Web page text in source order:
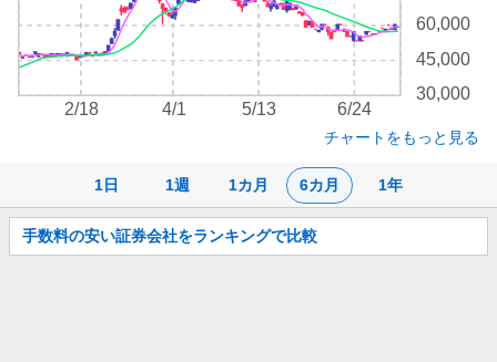
1日 1週 1カ月 6カ月 1年
30,000
45,000
60,000
2/18 4/1 5/13 6/24
チャートをもっと見る
お
知
手数料の安い証券会社をランキングで比較